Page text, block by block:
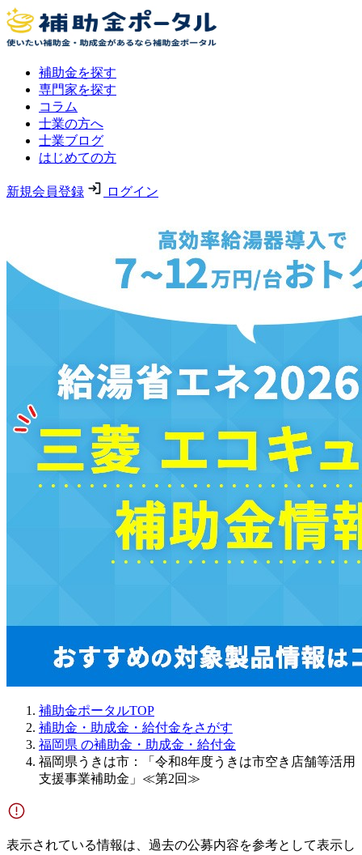
補助金を探す
専門家を探す
コラム
士業の方へ
士業ブログ
はじめての方
新規会員登録 ログイン
補助金ポータルTOP
補助金・助成金・給付金をさがす
福岡県 の補助金・助成金・給付金
福岡県うきは市：「令和8年度うきは市空き店舗等活用
支援事業補助金」≪第2回≫
表示されている情報は、過去の公募内容を参考として表示し